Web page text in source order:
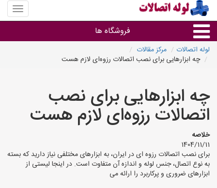
منوی
سایت
فروشگاه ها
لوله و اتصالات
سایر گروه ها
فروشگاه های لوله و اتصالات
لوله اتصالات
مرکز مقالات
چه ابزارهایی برای نصب اتصالات رزوه‌ای لازم هست
چه ابزارهایی برای نصب
اتصالات رزوه‌ای لازم هست
خلاصه
1404/11/11
برای نصب اتصالات رزوه ای در ایران، به ابزارهای مختلفی نیاز دارید که بسته
به نوع اتصال، جنس لوله و اندازه آن متفاوت است. در اینجا لیستی از
ابزارهای ضروری و پرکاربرد را ارائه می‌